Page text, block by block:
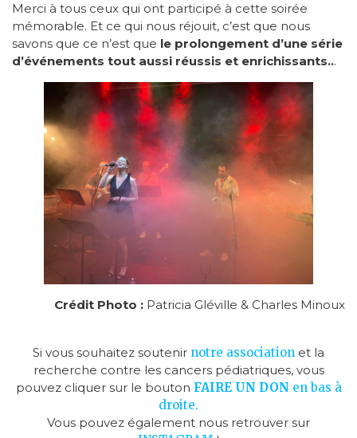
Merci à tous ceux qui ont participé à cette soirée
mémorable. Et ce qui nous réjouit, c’est que nous
savons que ce n’est que le prolongement d’une série
d’événements tout aussi réussis et enrichissants...
Crédit Photo : Patricia Gléville & Charles Minoux
Si vous souhaitez soutenir notre association et la
recherche contre les cancers pédiatriques, vous
pouvez cliquer sur le bouton FAIRE UN DON en bas à
droite.
Vous pouvez également nous retrouver sur